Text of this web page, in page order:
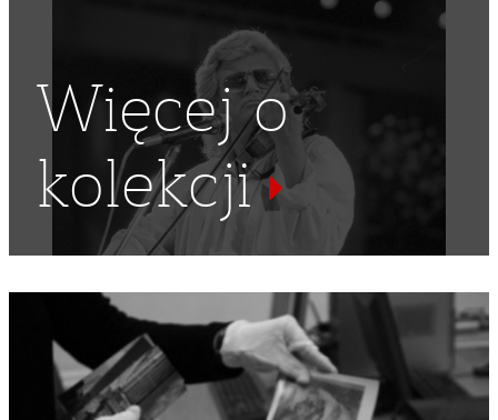
ARTYSTKA , PIANISTKA, WSPÓŁPRACA KULTURALNA
BELLA DAWIDOWICZ, BIBLIOTECZKA
ARTYŚCI RADZIECCY ARTYSTKA RADZIECKA
Więcej o
kolekcji